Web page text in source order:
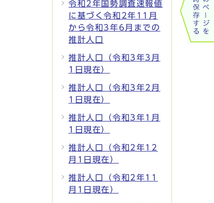
令和2年国勢調査速報値
に基づく令和2年11月
から令和3年6月までの
推計人口
推計人口（令和3年3月
1日現在）
推計人口（令和3年2月
1日現在）
推計人口（令和3年1月
1日現在）
推計人口（令和2年12
月1日現在）
推計人口（令和2年11
月1日現在）